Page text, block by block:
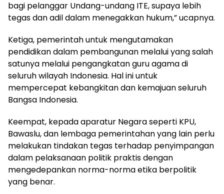
bagi pelanggar Undang-undang ITE, supaya lebih
tegas dan adil dalam menegakkan hukum,” ucapnya.
Ketiga, pemerintah untuk mengutamakan
pendidikan dalam pembangunan melalui yang salah
satunya melalui pengangkatan guru agama di
seluruh wilayah Indonesia. Hal ini untuk
mempercepat kebangkitan dan kemajuan seluruh
Bangsa Indonesia.
Keempat, kepada aparatur Negara seperti KPU,
Bawaslu, dan lembaga pemerintahan yang lain perlu
melakukan tindakan tegas terhadap penyimpangan
dalam pelaksanaan politik praktis dengan
mengedepankan norma-norma etika berpolitik
yang benar.